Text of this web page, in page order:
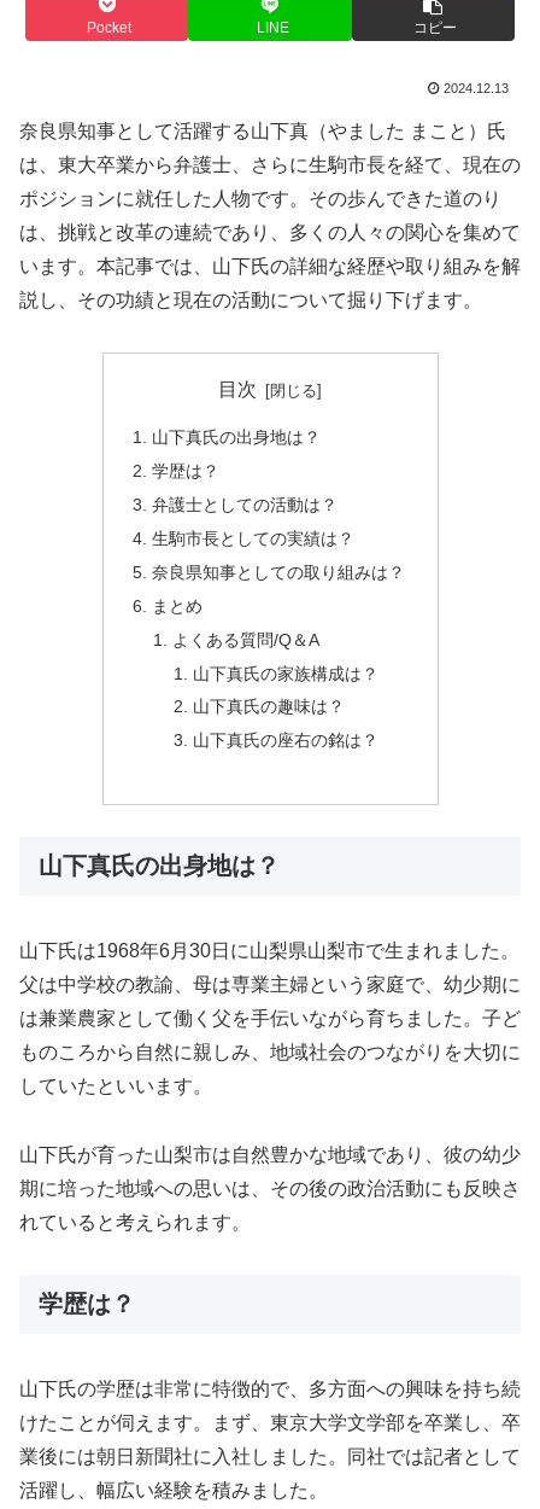
Pocket LINE コピー
2024.12.13
奈良県知事として活躍する山下真（やました まこと）氏
は、東大卒業から弁護士、さらに生駒市長を経て、現在の
ポジションに就任した人物です。その歩んできた道のり
は、挑戦と改革の連続であり、多くの人々の関心を集めて
います。本記事では、山下氏の詳細な経歴や取り組みを解
説し、その功績と現在の活動について掘り下げます。
目次
山下真氏の出身地は？
学歴は？
弁護士としての活動は？
生駒市長としての実績は？
奈良県知事としての取り組みは？
まとめ
よくある質問/Q＆A
山下真氏の家族構成は？
山下真氏の趣味は？
山下真氏の座右の銘は？
山下真氏の出身地は？
山下氏は1968年6月30日に山梨県山梨市で生まれました。
父は中学校の教諭、母は専業主婦という家庭で、幼少期に
は兼業農家として働く父を手伝いながら育ちました。子ど
ものころから自然に親しみ、地域社会のつながりを大切に
していたといいます。
山下氏が育った山梨市は自然豊かな地域であり、彼の幼少
期に培った地域への思いは、その後の政治活動にも反映さ
れていると考えられます。
学歴は？
山下氏の学歴は非常に特徴的で、多方面への興味を持ち続
けたことが伺えます。まず、東京大学文学部を卒業し、卒
業後には朝日新聞社に入社しました。同社では記者として
活躍し、幅広い経験を積みました。